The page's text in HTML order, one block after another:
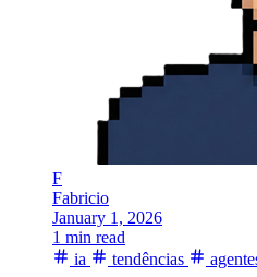
F
Fabricio
January 1, 2026
1 min read
ia
tendências